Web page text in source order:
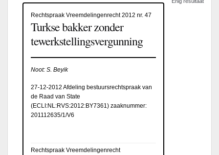
Rechtspraak Vreemdelingenrecht 2012 nr. 47
Turkse bakker zonder
tewerkstellingsvergunning
Noot: S. Beyik
27-12-2012 Afdeling bestuursrechtspraak van
de Raad van State
(ECLI:NL:RVS:2012:BY7361 ) zaaknummer:
201112635/1/V6
Rechtspraak Vreemdelingenrecht